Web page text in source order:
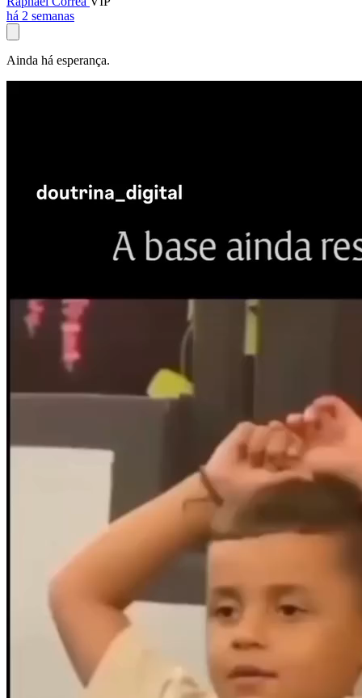
há 2 semanas
Ainda há esperança.